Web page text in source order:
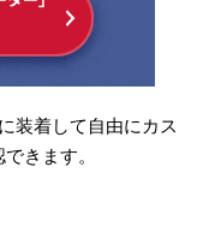
装着して自由にカス
きます。